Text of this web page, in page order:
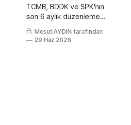
TCMB, BDDK ve SPK'nın
son 6 aylık düzenleme
dalgasından doğan 10
fintech fırsatının
Mesut AYDIN tarafından
29 Haz 2026